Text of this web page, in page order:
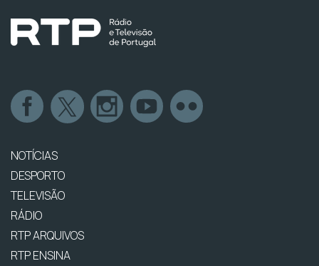
NOTÍCIAS
DESPORTO
TELEVISÃO
RÁDIO
RTP ARQUIVOS
RTP ENSINA